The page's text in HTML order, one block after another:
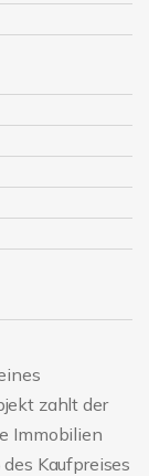
zahlt der
Immobilien
Kaufpreises